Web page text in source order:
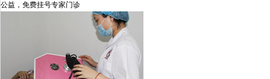
公益，免费挂号专家门诊